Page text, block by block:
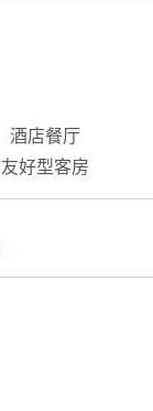
酒店餐厅
好型客房